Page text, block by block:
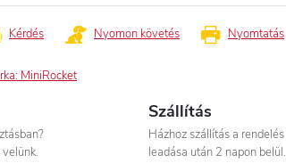
Nyomtatás
Kérdés Nyomon követés
MiniRocket
Szállítás
Házhoz szállítás a rendelés
leadása után 2 napon belül.